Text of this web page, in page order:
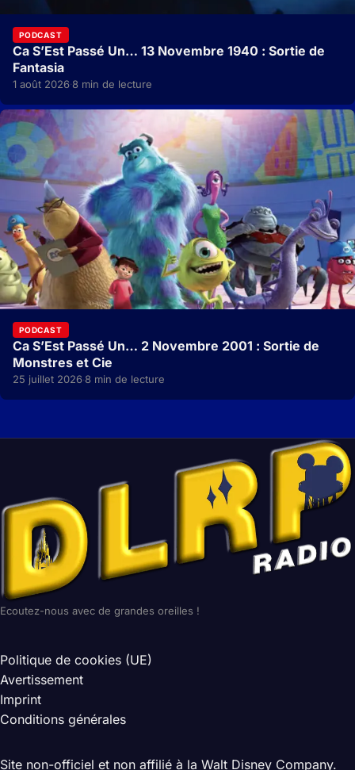
PODCAST
Ca S’Est Passé Un… 13 Novembre 1940 : Sortie de
Fantasia
1 août 2026·8 min de lecture
PODCAST
Ca S’Est Passé Un… 2 Novembre 2001 : Sortie de
Monstres et Cie
25 juillet 2026·8 min de lecture
Ecoutez-nous avec de grandes oreilles !
Politique de cookies (UE)
Avertissement
Imprint
Conditions générales
Site non-officiel et non affilié à la Walt Disney Company.